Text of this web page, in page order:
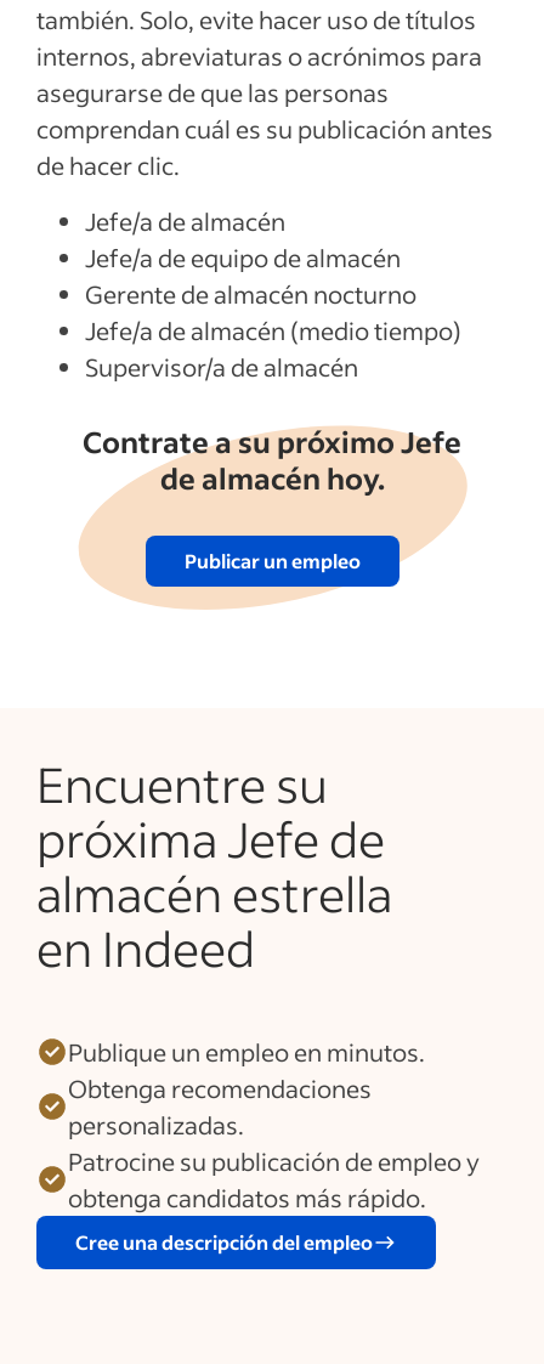
también. Solo, evite hacer uso de títulos
internos, abreviaturas o acrónimos para
asegurarse de que las personas
comprendan cuál es su publicación antes
de hacer clic.
Jefe/a de almacén
Jefe/a de equipo de almacén
Gerente de almacén nocturno
Jefe/a de almacén (medio tiempo)
Supervisor/a de almacén
Contrate a su próximo Jefe
de almacén hoy.
Publicar un empleo
Encuentre su
próxima Jefe de
almacén estrella
en Indeed
Publique un empleo en minutos.
Obtenga recomendaciones
personalizadas.
Patrocine su publicación de empleo y
obtenga candidatos más rápido.
Cree una descripción del empleo